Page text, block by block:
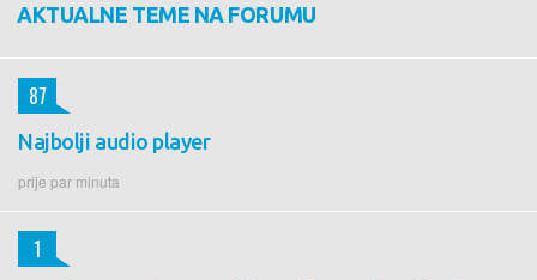
AKTUALNE TEME NA FORUMU
Najbolji audio player
prije par minuta
87
1